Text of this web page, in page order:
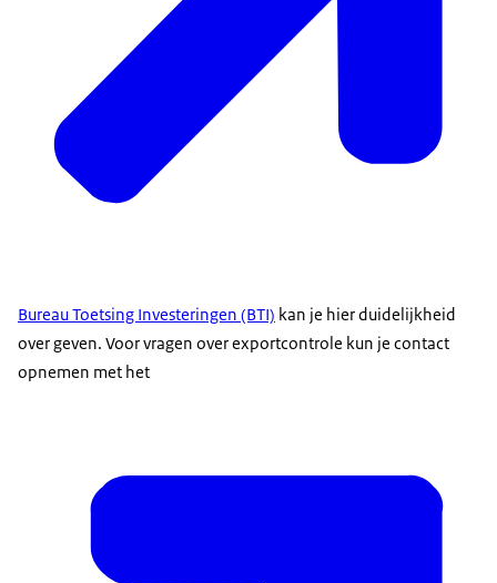
Bureau Toetsing Investeringen (BTI) kan je hier duidelijkheid
over geven. Voor vragen over exportcontrole kun je contact
opnemen met het